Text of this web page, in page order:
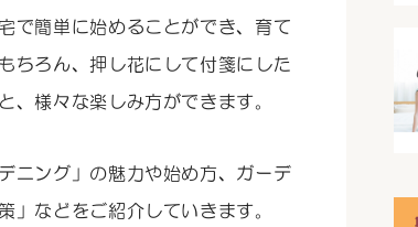
で簡単に始めることができ、育て
ちろん、押し花にして付箋にした
、様々な楽しみ方ができます。
ニング」の魅力や始め方、ガーデ
」などをご紹介していきます。